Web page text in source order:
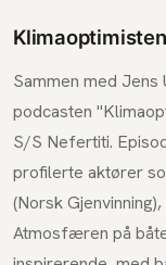
Sammen med
podcasten
S/S Nefertiti.
profilerte aktører
(Norsk
Atmosfæren på